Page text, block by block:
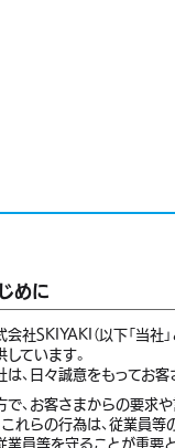
めに
会社SKIYAKI（以下「当社
しています。
は、日々誠意をもってお
で、お客さまからの要求や
これらの行為は、従業員
業員等を守ることが重要